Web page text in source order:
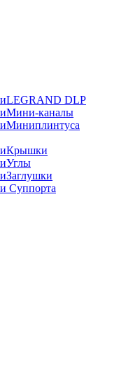
LEGRAND DLP
Мини-каналы
Миниплинтуса
Крышки
Углы
Заглушки
Суппорта